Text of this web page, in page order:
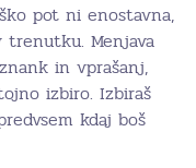
pot ni enostavna,
Menjava
in vprašanj,
izbiro. Izbiraš
kdaj boš